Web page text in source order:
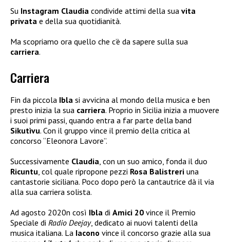
Su Instagram Claudia condivide attimi della sua vita
privata e della sua quotidianità.
Ma scopriamo ora quello che c’è da sapere sulla sua
carriera.
Carriera
Fin da piccola Ibla si avvicina al mondo della musica e ben
presto inizia la sua carriera. Proprio in Sicilia inizia a muovere
i suoi primi passi, quando entra a far parte della band
Sikutìvu. Con il gruppo vince il premio della critica al
concorso “Eleonora Lavore”.
Successivamente Claudia, con un suo amico, fonda il duo
Ricuntu, col quale ripropone pezzi Rosa Balistreri una
cantastorie siciliana. Poco dopo però la cantautrice dà il via
alla sua carriera solista.
Ad agosto 2020n così Ibla di Amici 20 vince il Premio
Speciale di Radio Deejay, dedicato ai nuovi talenti della
musica italiana. La Iacono vince il concorso grazie alla sua